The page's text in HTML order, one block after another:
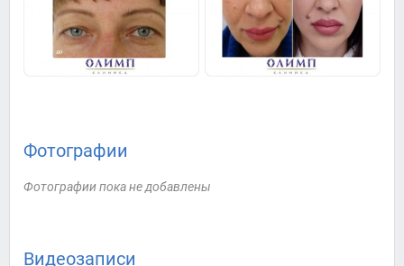
Фотографии
Фотографии пока не добавлены
Видеозаписи